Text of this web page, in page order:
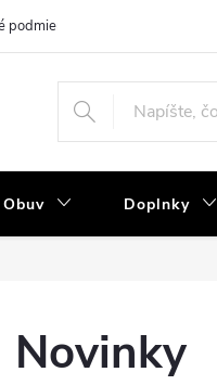
podmienky
Obuv Doplnky
Novinky